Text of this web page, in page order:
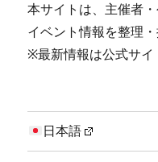
本サイトは、主催者
イベント情報を整理・
※最新情報は公式サイ
日本語